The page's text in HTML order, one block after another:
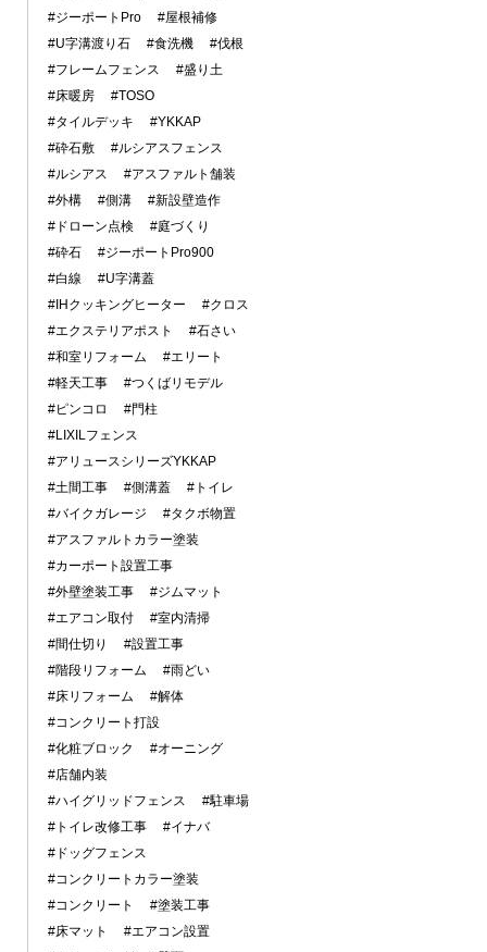
#ジーポートPro
#屋根補修
#U字溝渡り石
#食洗機
#伐根
#フレームフェンス
#盛り土
#床暖房
#TOSO
#タイルデッキ
#YKKAP
#砕石敷
#ルシアスフェンス
#ルシアス
#アスファルト舗装
#外構
#側溝
#新設壁造作
#ドローン点検
#庭づくり
#砕石
#ジーポートPro900
#白線
#U字溝蓋
#IHクッキングヒーター
#クロス
#エクステリアポスト
#石さい
#和室リフォーム
#エリート
#軽天工事
#つくばリモデル
#ピンコロ
#門柱
#LIXILフェンス
#アリュースシリーズYKKAP
#土間工事
#側溝蓋
#トイレ
#バイクガレージ
#タクボ物置
#アスファルトカラー塗装
#カーポート設置工事
#外壁塗装工事
#ジムマット
#エアコン取付
#室内清掃
#間仕切り
#設置工事
#階段リフォーム
#雨どい
#床リフォーム
#解体
#コンクリート打設
#化粧ブロック
#オーニング
#店舗内装
#ハイグリッドフェンス
#駐車場
#トイレ改修工事
#イナバ
#ドッグフェンス
#コンクリートカラー塗装
#コンクリート
#塗装工事
#床マット
#エアコン設置